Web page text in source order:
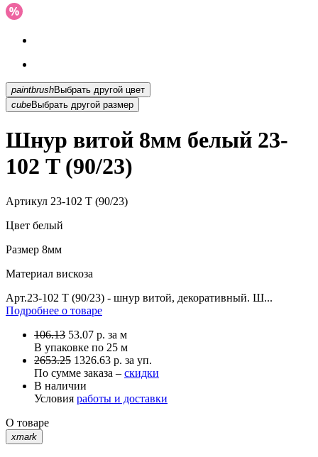
paintbrush
Выбрать другой цвет
cubeВыбрать другой размер
Шнур витой 8мм белый 23-
102 T (90/23)
Артикул 23-102 T (90/23)
Цвет белый
Размер 8мм
Материал вискоза
Арт.23-102 T (90/23) - шнур витой, декоративный. Ш...
Подробнее о товаре
106.13 53.07 р. за м
В упаковке по 25 м
2653.25 1326.63 р. за уп.
По сумме заказа – скидки
В наличии
Условия работы и доставки
О товаре
xmark